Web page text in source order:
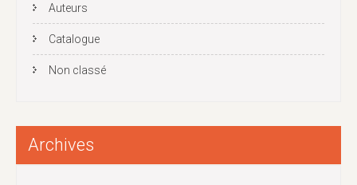
Auteurs
Catalogue
Non classé
Archives